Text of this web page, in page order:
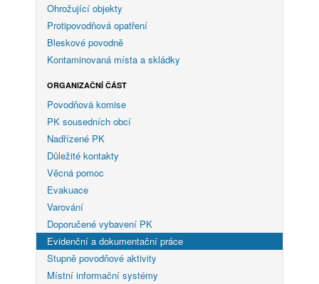
Ohrožující objekty
Protipovodňová opatření
Bleskové povodně
Kontaminovaná místa a skládky
ORGANIZAČNÍ ČÁST
Povodňová komise
PK sousedních obcí
Nadřízené PK
Důležité kontakty
Věcná pomoc
Evakuace
Varování
Doporučené vybavení PK
Evidenční a dokumentační práce
Stupně povodňové aktivity
Místní informační systémy